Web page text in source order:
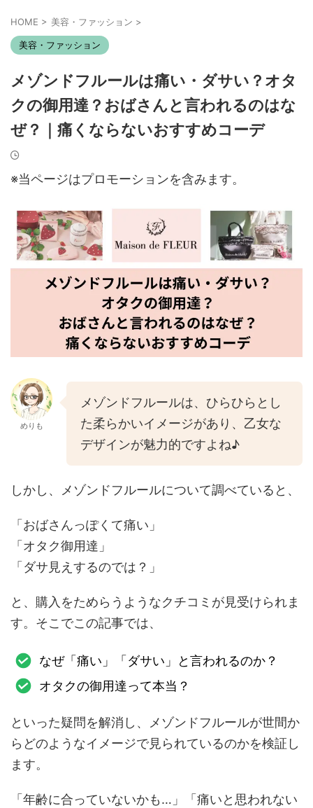
HOME > 美容・ファッション >
美容・ファッション
メゾンドフルールは痛い・ダサい？オタ
クの御用達？おばさんと言われるのはな
ぜ？｜痛くならないおすすめコーデ
※当ページはプロモーションを含みます。
めりも
メゾンドフルールは、ひらひらとし
た柔らかいイメージがあり、乙女な
デザインが魅力的ですよね♪
しかし、メゾンドフルールについて調べていると、
「おばさんっぽくて痛い」
「オタク御用達」
「ダサ見えするのでは？」
と、購入をためらうようなクチコミが見受けられま
す。そこでこの記事では、
なぜ「痛い」「ダサい」と言われるのか？
オタクの御用達って本当？
といった疑問を解消し、メゾンドフルールが世間か
らどのようなイメージで見られているのかを検証し
ます。
「年齢に合っていないかも…」「痛いと思われない